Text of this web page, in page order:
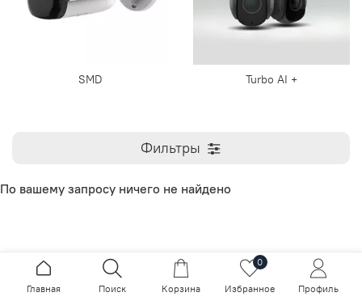
SMD Turbo AI +
Фильтры
По вашему запросу ничего не найдено
Главная Поиск Корзина
0
Избранное Профиль